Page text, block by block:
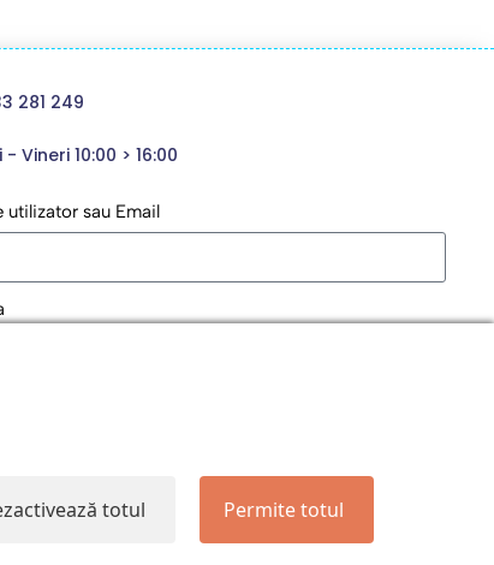
281 249
- Vineri 10:00 > 16:00
utilizator sau Email
password?totul Permite totul